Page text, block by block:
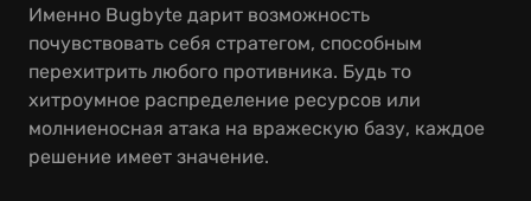
Именно Bugbyte дарит возможность
почувствовать себя стратегом, способным
перехитрить любого противника. Будь то
хитроумное распределение ресурсов или
молниеносная атака на вражескую базу, каждое
решение имеет значение.